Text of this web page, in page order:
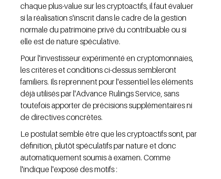
chaque plus-value sur les cryptoactifs, il faut évaluer
si la réalisation s'inscrit dans le cadre de la gestion
normale du patrimoine privé du contribuable ou si
elle est de nature spéculative.
Pour l'investisseur expérimenté en cryptomonnaies,
les critères et conditions ci-dessus sembleront
familiers. Ils reprennent pour l'essentiel les éléments
déjà utilisés par l'Advance Rulings Service, sans
toutefois apporter de précisions supplémentaires ni
de directives concrètes.
Le postulat semble être que les cryptoactifs sont, par
définition, plutôt spéculatifs par nature et donc
automatiquement soumis à examen. Comme
l'indique l'exposé des motifs :